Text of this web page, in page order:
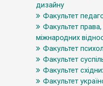
дизайну
Факультет
Факультет
міжнародних
Факультет
Факультет
Факультет
Факультет